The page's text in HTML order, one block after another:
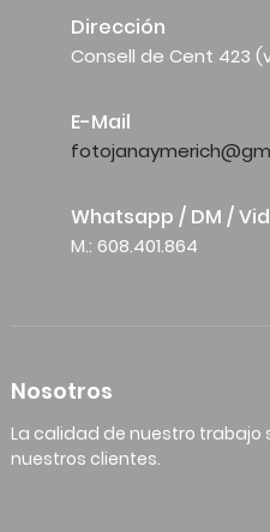
Dirección
Consell de Cent 423
E-Mail
Whatsapp / DM /
M.: 608.401.864
Nosotros
La calidad de nuestro
nuestros clientes.